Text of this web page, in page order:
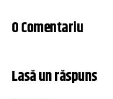
0 Comentariu
Lasă un răspuns